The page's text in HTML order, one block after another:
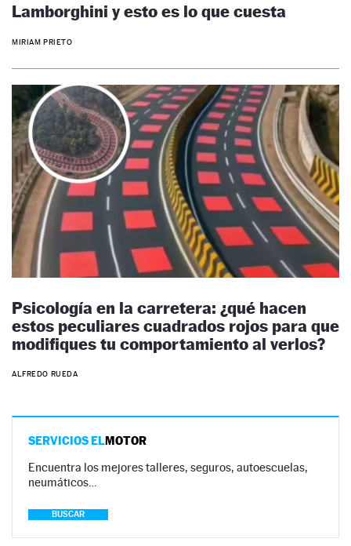
Lamborghini y esto es lo que cuesta
MIRIAM PRIETO
Psicología en la carretera: ¿qué hacen
estos peculiares cuadrados rojos para que
modifiques tu comportamiento al verlos?
ALFREDO RUEDA
SERVICIOS ELMOTOR
Encuentra los mejores talleres, seguros, autoescuelas,
neumáticos…
BUSCAR